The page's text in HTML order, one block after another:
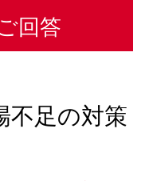
回答
不足の対策